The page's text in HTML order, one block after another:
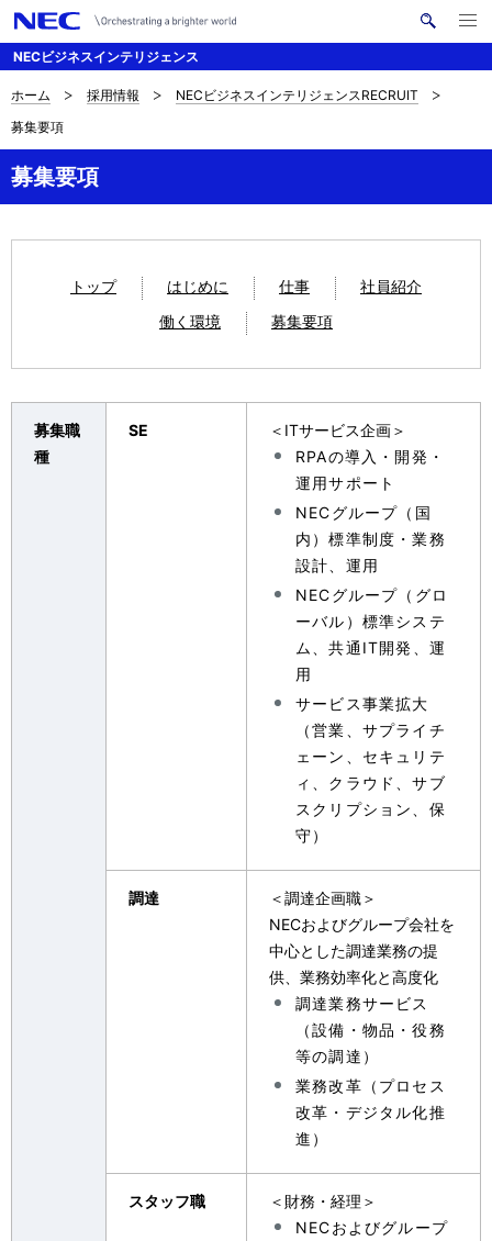
NECビジネスインテリジェンス
メ
ニ
ナ
ビ
ゲ
ー
シ
B
r
e
ホーム 採用情報
NECビジネスインテリジェンスRECRUIT
募集要項
募集要項
トップ はじめに 仕事
社員紹介
働く環境
募集要項
募集職
種
SE
＜ITサービス企画＞
RPAの導入・開発・
運用サポート
NECグループ（国
内）標準制度・業務
設計、運用
NECグループ（グロ
ーバル）標準システ
ム、共通IT開発、運
用
サービス事業拡大
（営業、サプライチ
ェーン、セキュリテ
ィ、クラウド、サブ
スクリプション、保
守）
調達
＜調達企画職＞
NECおよびグループ会社を
中心とした調達業務の提
供、業務効率化と高度化
調達業務サービス
（設備・物品・役務
等の調達）
業務改革（プロセス
改革・デジタル化推
進）
スタッフ職
＜財務・経理＞
NECおよびグループ